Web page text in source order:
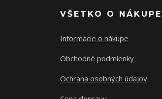
VŠETKO O NÁKUPE
Informácie o nákupe
Obchodné podmienky
Ochrana osobných údajov